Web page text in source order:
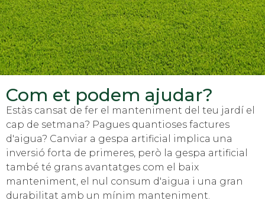
Com et podem ajudar?
Estàs cansat de fer el manteniment del teu jardí el
cap de setmana? Pagues quantioses factures
d'aigua? Canviar a gespa artificial implica una
inversió forta de primeres, però la gespa artificial
també té grans avantatges com el baix
manteniment, el nul consum d'aigua i una gran
durabilitat amb un mínim manteniment.